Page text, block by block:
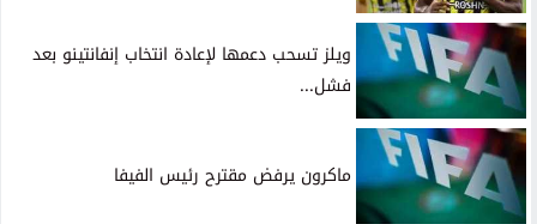
ويلز تسحب دعمها لإعادة انتخاب إنفانتينو بعد
فشل...
ماكرون يرفض مقترح رئيس الفيفا